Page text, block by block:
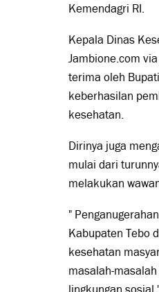
Kemendagri RI.
Kepala Dinas
Jambione.com
terima oleh
keberhasilan
kesehatan.
Dirinya juga
mulai dari
melakukan
"
Kabupaten Tebo
kesehatan
masalah-